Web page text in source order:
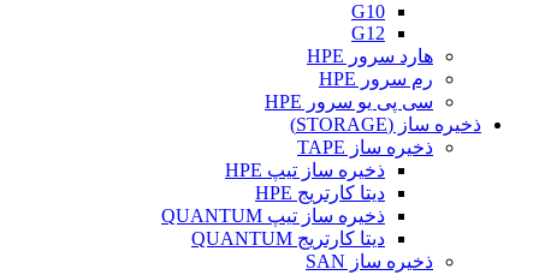
G10
G12
هارد سرور HPE
رم سرور HPE
سی پی یو سرور HPE
ذخیره ساز (STORAGE)
ذخیره ساز TAPE
ذخیره ساز تیپ HPE
دیتا کارتریج HPE
ذخیره ساز تیپ QUANTUM
دیتا کارتریج QUANTUM
ذخیره ساز SAN